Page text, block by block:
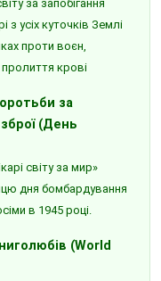
за запобігання
з усіх куточків Землі
проти воєн,
пролиття крові
за
(День
світу за мир»
дня бомбардування
в 1945 році.
(World